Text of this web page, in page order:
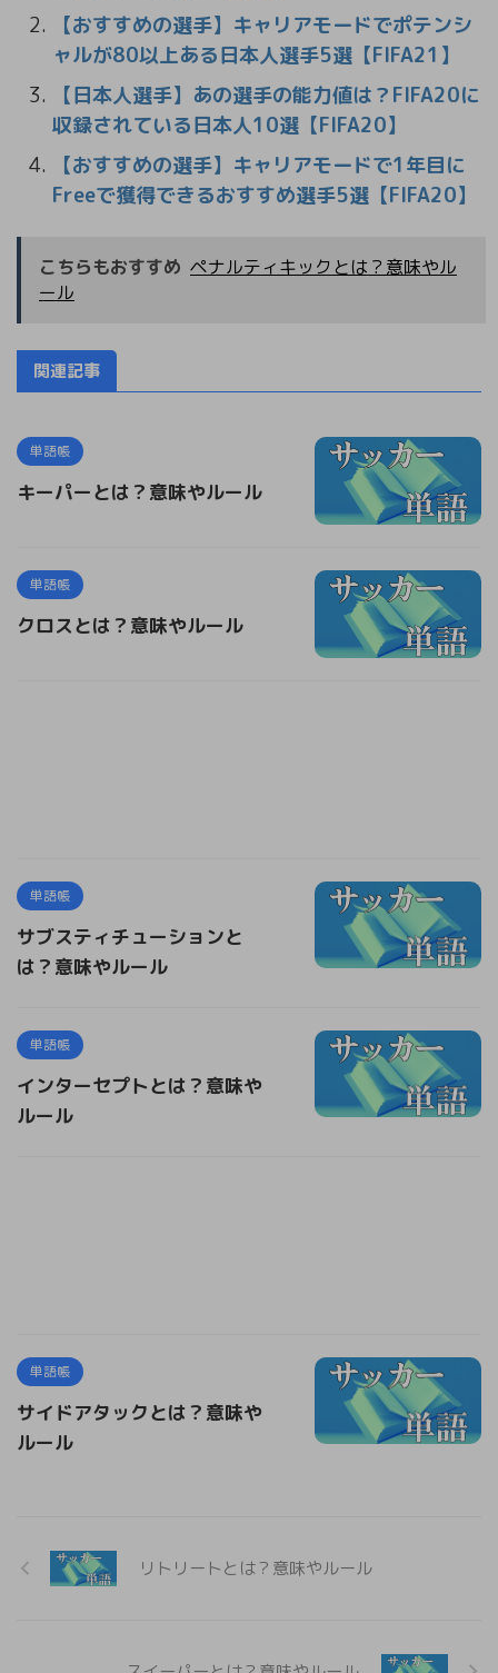
【おすすめの選手】キャリアモードでポテンシ
ャルが80以上ある日本人選手5選【FIFA21】
【日本人選手】あの選手の能力値は？FIFA20に
収録されている日本人10選【FIFA20】
【おすすめの選手】キャリアモードで1年目に
Freeで獲得できるおすすめ選手5選【FIFA20】
こちらもおすすめ ペナルティキックとは？意味やル
ール
関連記事
単語帳
キーパーとは？意味やルール
単語帳
クロスとは？意味やルール
単語帳
サブスティチューションと
は？意味やルール
単語帳
インターセプトとは？意味や
ルール
単語帳
サイドアタックとは？意味や
ルール
リトリートとは？意味やルール